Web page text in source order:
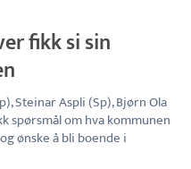
fikk si sin
Steinar Aspli (Sp), Bjørn Ola
spørsmål om hva kommunen
ønske å bli boende i